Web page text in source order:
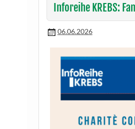
Inforeihe KREBS:
06.06.2026